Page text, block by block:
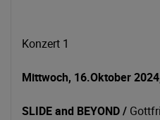
Konzert 1
Mittwoch, 16.Oktober
SLIDE and BEYOND /